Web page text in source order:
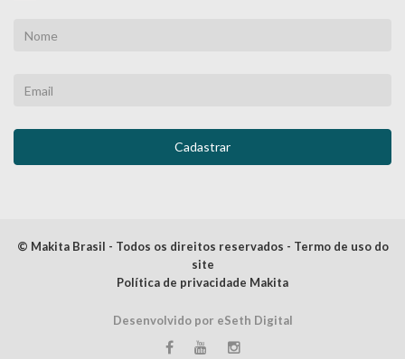
© Makita Brasil - Todos os direitos reservados - Termo de uso do
site
Política de privacidade Makita
Desenvolvido por eSeth Digital